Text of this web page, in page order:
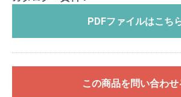
PDFファイルはこち
この商品を問い合わせ